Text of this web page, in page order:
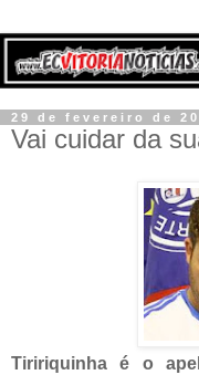
29 de fevereiro de
Vai cuidar da
Tiririquinha é o